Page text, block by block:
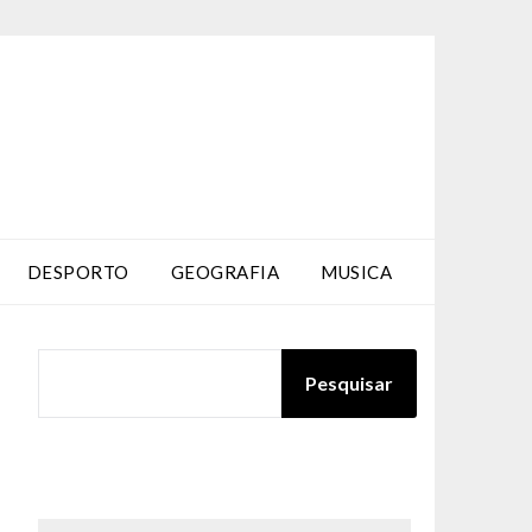
DESPORTO GEOGRAFIA MUSICA
Pesquisar